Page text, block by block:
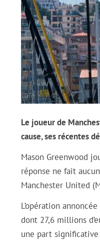
Le joueur de
cause, ses récentes
Mason Greenwood
réponse ne fait
Manchester United
L’opération
dont 27,6 millions
une part